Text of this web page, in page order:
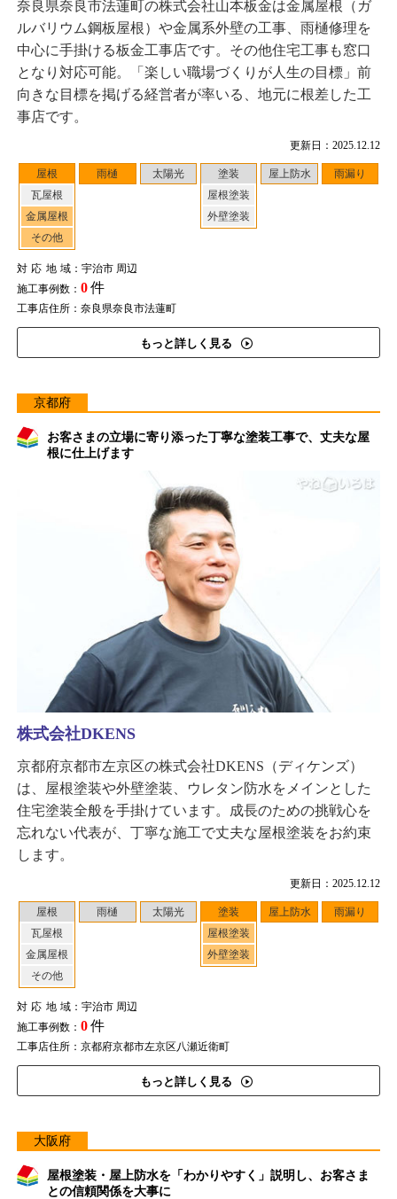
更新日：2025.12.12
屋根
瓦屋根
金属屋根
その他
雨樋 太陽光
塗装
屋根塗装
外壁塗装
屋上防水 雨漏り
対応地域：宇治市 周辺
施工事例数： 0件
工事店住所：奈良県奈良市法蓮町
もっと詳しく見る
奈良県奈良市法蓮町の株式会社山本板金は金属屋根（ガ
ルバリウム鋼板屋根）や金属系外壁の工事、雨樋修理を
中心に手掛ける板金工事店です。その他住宅工事も窓口
となり対応可能。「楽しい職場づくりが人生の目標」前
向きな目標を掲げる経営者が率いる、地元に根差した工
事店です。
京都府
お客さまの立場に寄り添った丁寧な塗装工事で、丈夫な屋
根に仕上げます
更新日：2025.12.12
屋根
瓦屋根
金属屋根
その他
雨樋 太陽光
塗装
屋根塗装
外壁塗装
屋上防水 雨漏り
対応地域：宇治市 周辺
施工事例数： 0件
工事店住所：京都府京都市左京区八瀬近衛町
もっと詳しく見る
株式会社DKENS
京都府京都市左京区の株式会社DKENS（ディケンズ）
は、屋根塗装や外壁塗装、ウレタン防水をメインとした
住宅塗装全般を手掛けています。成長のための挑戦心を
忘れない代表が、丁寧な施工で丈夫な屋根塗装をお約束
します。
大阪府
屋根塗装・屋上防水を「わかりやすく」説明し、お客さま
との信頼関係を大事に